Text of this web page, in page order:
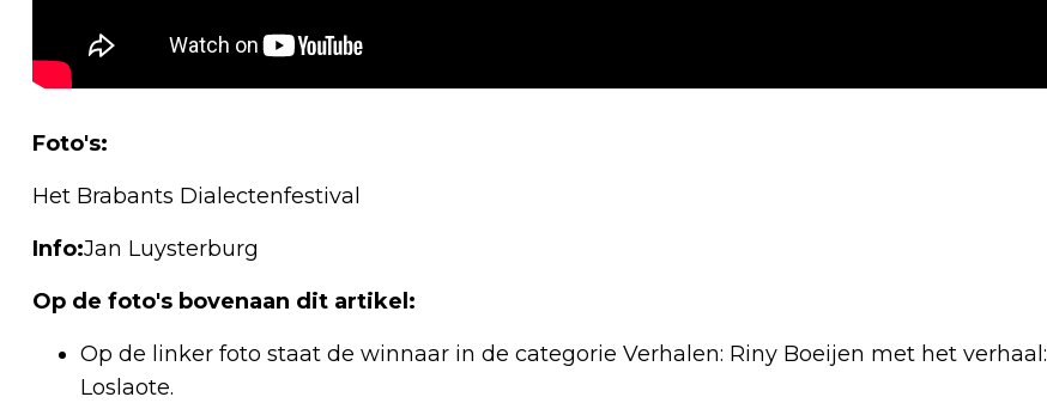
Foto's:
Het Brabants Dialectenfestival
Info:Jan Luysterburg
Op de foto's bovenaan dit artikel:
Op de linker foto staat de winnaar in de categorie Verhalen: Riny Boeijen met het verhaal:
Loslaote.